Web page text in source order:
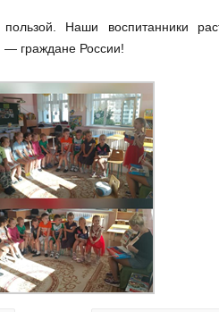
Наши воспитанники
— граждане России!